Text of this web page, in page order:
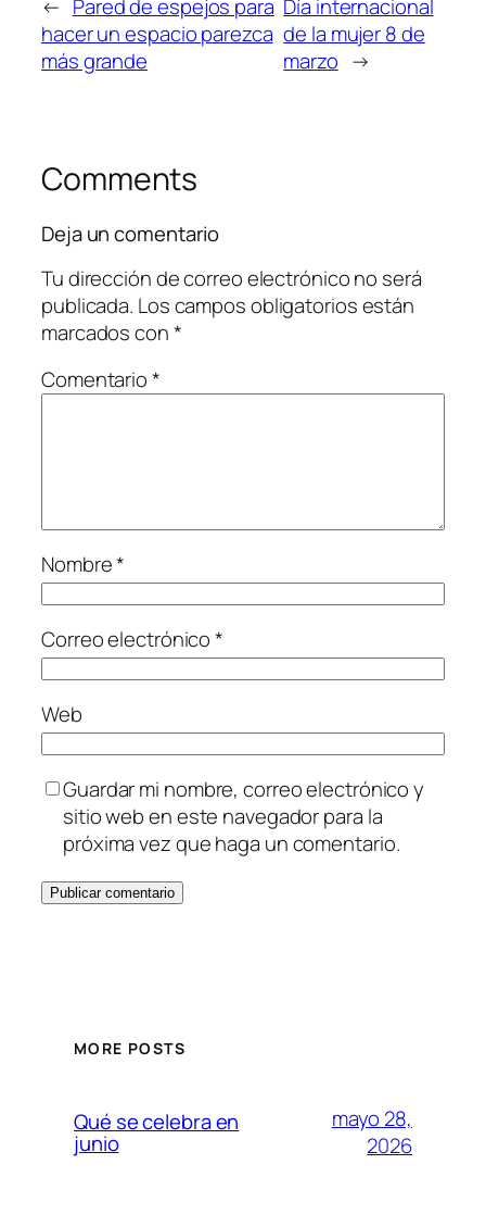
← Pared de espejos para
hacer un espacio parezca
más grande
Día internacional
de la mujer 8 de
marzo →
Comments
Deja un comentario
Tu dirección de correo electrónico no será
publicada. Los campos obligatorios están
marcados con*
Comentario*
Nombre*
Correo electrónico*
Web
Guardar mi nombre, correo electrónico y
sitio web en este navegador para la
próxima vez que haga un comentario.
MORE POSTS
Qué se celebra en
junio
mayo 28,
2026